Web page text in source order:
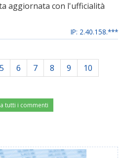
aggiornata con l'ufficialità
IP: 2.40.158.***
5 6 7 8 9 10
tutti i commenti